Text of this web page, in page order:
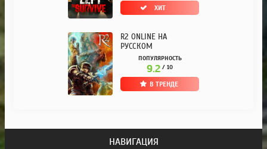
ХИТ
R2 ONLINE НА
РУССКОМ
ПОПУЛЯРНОСТЬ
9.2 / 10
В ТРЕНДЕ
НАВИГАЦИЯ